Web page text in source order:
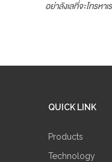
อย่าลังเลที่จะโทรหา
QUICK LINK
Products
Technology